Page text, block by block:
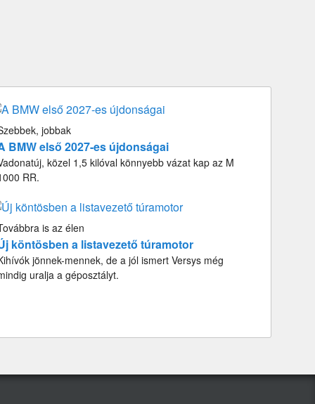
jobbak
BMW első 2027-es újdonságai
közel 1,5 kilóval könnyebb vázat kap az M
RR.
is az élen
köntösben a listavezető túramotor
jönnek-mennek, de a jól ismert Versys még
uralja a géposztályt.